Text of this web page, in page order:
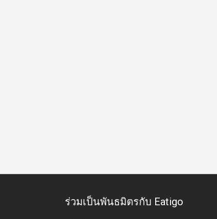
ร่วมเป็นพันธมิตรกับ Eatigo